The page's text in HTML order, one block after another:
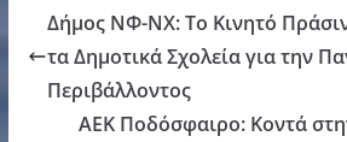
Δήμος ΝΦ-ΝΧ: Το Κινητό
τα Δημοτικά Σχολεία για την
Περιβάλλοντος
ΑΕΚ Ποδόσφαιρο: Κοντά